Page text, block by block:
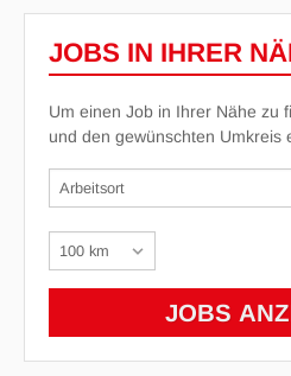
JOBS IN IHRER
Um einen Job in Ihrer Nähe zu
und den gewünschten Umkreis